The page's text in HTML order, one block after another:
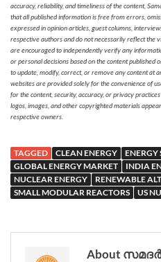
accuracy, reliability, and timeliness of the content,
that all published information is free from errors,
expressed in opinion articles, guest columns,
respective authors and do not necessarily reflect the
are encouraged to independently verify any
or personal decisions based on the content published
to update, modify, correct, or remove any content at
websites are provided solely for the convenience of
for the content, security, accuracy, or privacy
logos, images, and other copyrighted materials
respective owners.
TAGGED CLEAN ENERGY
ENERGY
GLOBAL ENERGY MARKET
INDIA
NUCLEAR ENERGY
RENEWABLE
SMALL MODULAR REACTORS
US
About